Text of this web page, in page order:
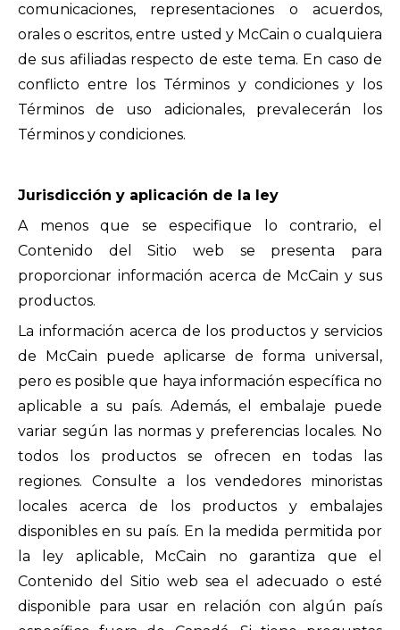
comunicaciones, representaciones o acuerdos,
orales o escritos, entre usted y McCain o cualquiera
de sus afiliadas respecto de este tema. En caso de
conflicto entre los Términos y condiciones y los
Términos de uso adicionales, prevalecerán los
Términos y condiciones.
Jurisdicción y aplicación de la ley
A menos que se especifique lo contrario, el
Contenido del Sitio web se presenta para
proporcionar información acerca de McCain y sus
productos.
La información acerca de los productos y servicios
de McCain puede aplicarse de forma universal,
pero es posible que haya información específica no
aplicable a su país. Además, el embalaje puede
variar según las normas y preferencias locales. No
todos los productos se ofrecen en todas las
regiones. Consulte a los vendedores minoristas
locales acerca de los productos y embalajes
disponibles en su país. En la medida permitida por
la ley aplicable, McCain no garantiza que el
Contenido del Sitio web sea el adecuado o esté
disponible para usar en relación con algún país